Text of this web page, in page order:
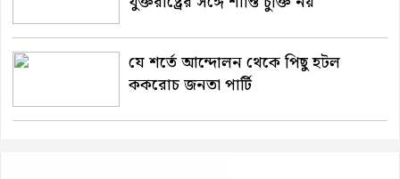
যে শর্তে আন্দোলন থেকে পিছু হটল
ককরোচ জনতা পার্টি